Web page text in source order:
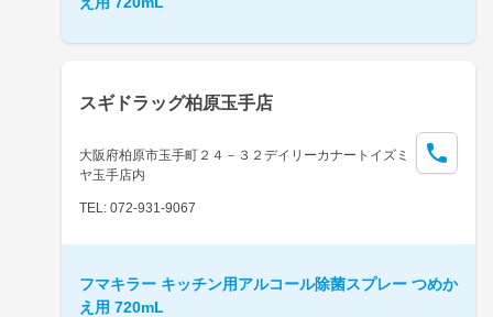
スギドラッグ柏原玉手店
大阪府柏原市玉手町２４－３２デイリーカナートイズミ
ヤ玉手店内
TEL: 072-931-9067
フマキラー キッチン用アルコール除菌スプレー つめか
え用 720mL